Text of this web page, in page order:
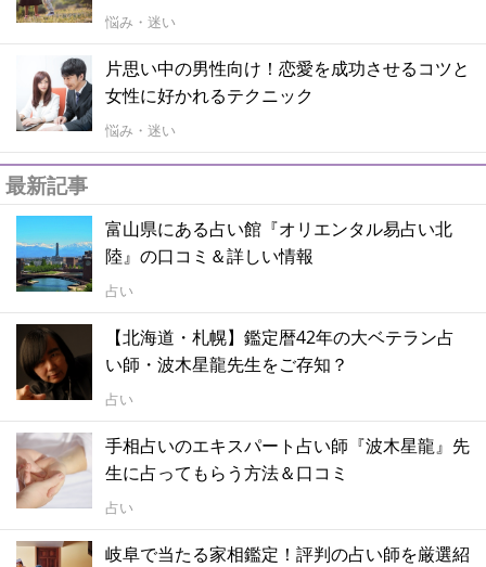
悩み・迷い
片思い中の男性向け！恋愛を成功させるコツと
女性に好かれるテクニック
悩み・迷い
最新記事
富山県にある占い館『オリエンタル易占い北
陸』の口コミ＆詳しい情報
占い
【北海道・札幌】鑑定暦42年の大ベテラン占
い師・波木星龍先生をご存知？
占い
手相占いのエキスパート占い師『波木星龍』先
生に占ってもらう方法＆口コミ
占い
岐阜で当たる家相鑑定！評判の占い師を厳選紹